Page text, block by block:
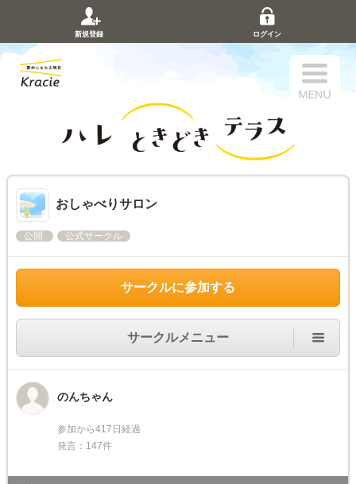
新規登録 ログイン
おしゃべりサロン
公開 公式サークル
サークルに参加する
サークルメニュー
のんちゃん
参加から417日経過
発言：147件